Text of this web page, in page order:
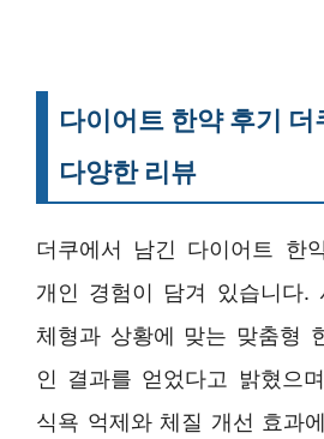
다이어트 한약 후기 더
다양한 리뷰
더쿠에서 남긴 다이어트 한
개인 경험이 담겨 있습니다.
체형과 상황에 맞는 맞춤형
인 결과를 얻었다고 밝혔으
식욕 억제와 체질 개선 효과